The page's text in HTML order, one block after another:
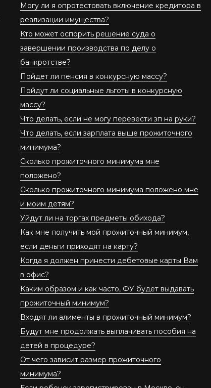
Могу ли я опротестовать включение кредитора в
реализации имущества?
Кто может оспорить решение суда о
завершении производства по делу о
банкротстве?
Пойдет ли пенсия в конкурсную массу?
Пойдут ли социальные льготы в конкурсную
массу?
Что делать, если не могу перевести зп на руки?
Что делать, если зарплата выше прожиточного
минимума?
Сколько прожиточного минимума мне
положено?
Сколько прожиточного минимума положено мне
и моим детям?
Уйдут ли на торгах предметы обихода?
Как мне получить мой прожиточный минимум,
если деньги приходят на карту?
Когда я должен принести дебетовые карты Вам
в офис?
Каким образом и как часто, ФУ будет выдавать
прожиточный минимум?
Входят ли алименты в прожиточный минимум?
Будут мне продолжать выплачивать пособия на
детей в процедуре?
От чего зависит размер прожиточного
минимума?